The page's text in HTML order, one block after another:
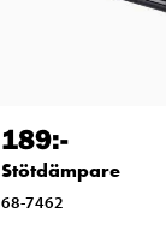
189:-
Stötdämpare
68-7462